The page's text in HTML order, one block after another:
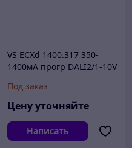
VS ECXd 1400.317 350-
1400мА прогр DALI2/1-10V
359x30x20 мм - драйвер
Под заказ
Цену уточняйте
Написать